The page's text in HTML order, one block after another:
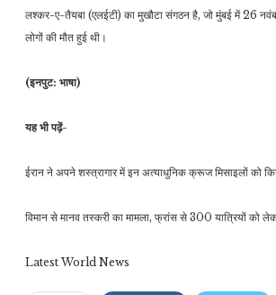
लश्कर-ए-तैयबा (एलईटी) का मुखौटा संगठन है, जो मुंबई में 26
लोगों की मौत हुई थी।
(इनपुट: भाषा)
यह भी पढ़ें-
ईरान ने अपने शस्त्रागार में इन अत्याधुनिक क्रूज मिसाइलों को
विमान से मानव तस्करी का मामला, फ्रांस से 300 यात्रियों को
Latest World News